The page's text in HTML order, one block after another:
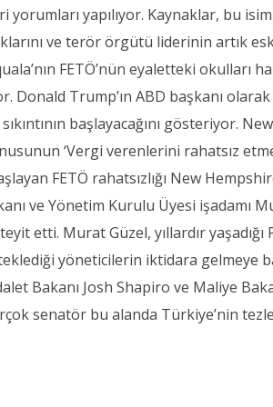
yapılıyor. Kaynaklar, bu
ve terör örgütü liderinin artık
FETÖ’nün eyaletteki okulları
Donald Trump’ın ABD başkanı
başlayacağını gösteriyor.
‘Vergi verenlerini rahatsız
FETÖ rahatsızlığı New
ve Yönetim Kurulu Üyesi işadamı
etti. Murat Güzel, yıllardır yaşadığı
yöneticilerin iktidara gelmeye
Bakanı Josh Shapiro ve Maliye
senatör bu alanda Türkiye’nin